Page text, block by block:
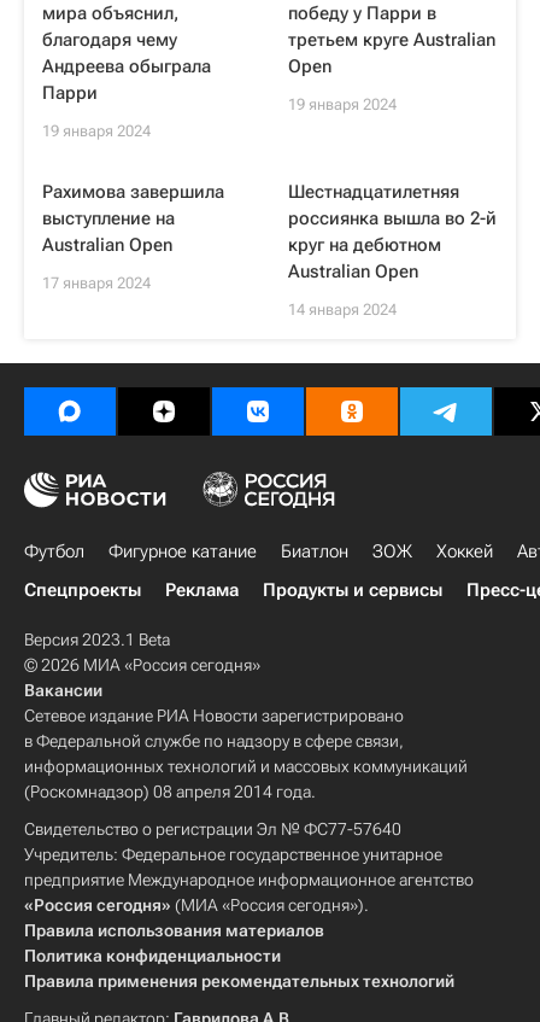
мира объяснил,
благодаря чему
Андреева обыграла
Парри
19 января 2024
победу у Парри в
третьем круге Australian
Open
19 января 2024
Рахимова завершила
выступление на
Australian Open
17 января 2024
Шестнадцатилетняя
россиянка вышла во 2-й
круг на дебютном
Australian Open
14 января 2024
Футбол Фигурное катание Биатлон ЗОЖ Хоккей
Спецпроекты
Реклама Продукты и сервисы Пресс-
Версия 2023.1 Beta
© 2026 МИА «Россия сегодня»
Вакансии
Сетевое издание РИА Новости зарегистрировано
в Федеральной службе по надзору в сфере связи,
информационных технологий и массовых коммуникаций
(Роскомнадзор) 08 апреля 2014 года.
Свидетельство о регистрации Эл № ФС77-57640
Учредитель: Федеральное государственное унитарное
предприятие Международное информационное агентство
«Россия сегодня» (МИА «Россия сегодня»).
Правила использования материалов
Политика конфиденциальности
Правила применения рекомендательных технологий